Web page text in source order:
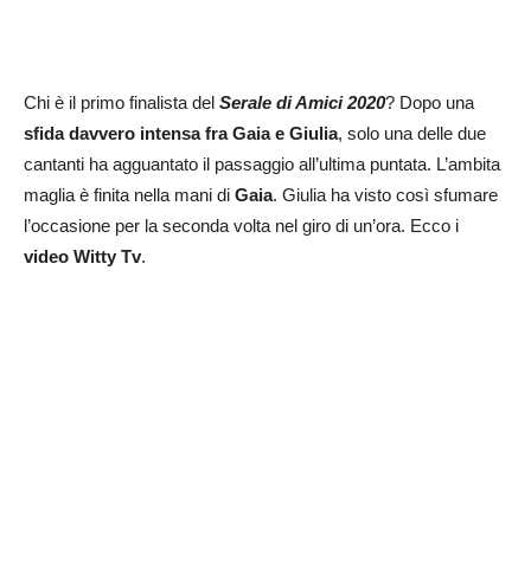
Chi è il primo finalista del Serale di Amici 2020? Dopo una
sfida davvero intensa fra Gaia e Giulia, solo una delle due
cantanti ha agguantato il passaggio all’ultima puntata. L’ambita
maglia è finita nella mani di Gaia. Giulia ha visto così sfumare
l’occasione per la seconda volta nel giro di un’ora. Ecco i
video Witty Tv.